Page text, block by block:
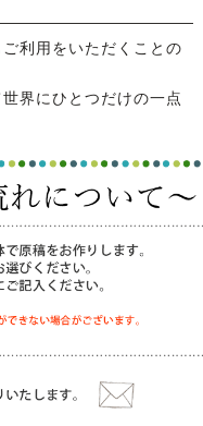
利用をいただくことの
界にひとつだけの一点